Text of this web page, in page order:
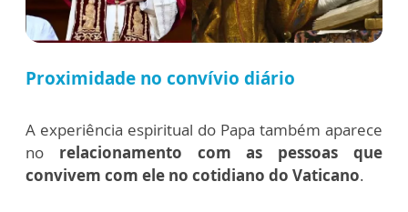
Proximidade no convívio diário
A experiência espiritual do Papa também aparece
no relacionamento com as pessoas que
convivem com ele no cotidiano do Vaticano.